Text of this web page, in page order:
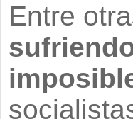
Entre